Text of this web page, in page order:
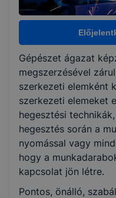
Választható
Nem válaszható
KKK/PTT
KKK letöltése (pdf)
PTT letöltése (pdf)
Okleveles
Nem
Gépészet ágazat
megszerzésével
szerkezeti elemként
szerkezeti elemeket
hegesztési
hegesztés során a
nyomással vagy
hogy a
kapcsolat jön létre.
Pontos, önálló,